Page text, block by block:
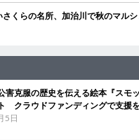
くらの名所、加治川で秋のマルシ
害克服の歴史を伝える絵本『スモ
クラウドファンディングで支援
5日